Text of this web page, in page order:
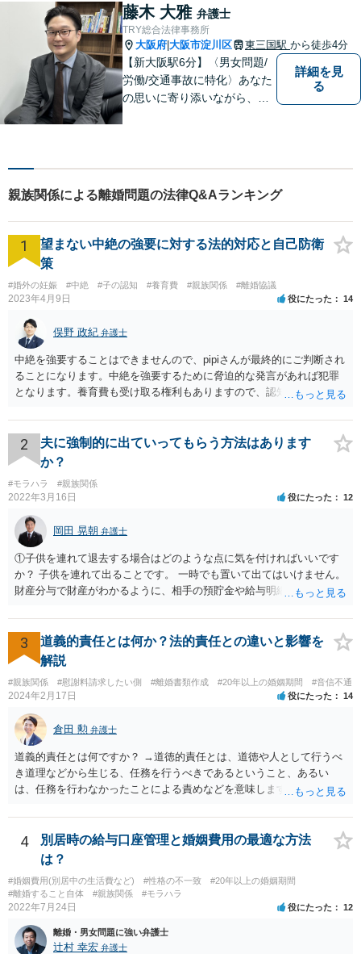
します。まずはお気軽にご相
談にいらしてください。【休
日夜間相談可】
藤木 大雅 弁護士
TRY総合法律事務所
大阪府 大阪市淀川区 東三国駅 から徒歩4分
【新大阪駅6分】〈男女問題/
労働/交通事故に特化〉あなた
の思いに寄り添いながら、明
据えた解決を目指します。
【メール・電話面談可】【東
三国駅4分】
詳細を見
る
親族関係による離婚問題の法律Q&Aランキング
1
望まない中絶の強要に対する法的対応と自己防衛
策
#婚外の妊娠 #中絶 #子の認知 #養育費 #親族関係 #離婚協議
2023年4月9日 役にたった 14
俣野 政紀 弁護士
中絶を強要することはできませんので、pipiさんが最終的にご判断され
ることになります。中絶を強要するために脅迫的な発言があれば犯罪
となります。養育費も受け取る権利もありますので、認知等につきお
勧めします。
2
夫に強制的に出ていってもらう方法はあります
か？
#モラハラ #親族関係
2022年3月16日 役にたった 12
岡田 晃朝 弁護士
①子供を連れて退去する場合はどのような点に気を付ければいいです
か？ 子供を連れて出ることです。 一時でも置いて出てはいけません。
財産分与で財産がわかるように、相手の預貯金や給与明細などの記録
ら立ち退かない場合は明渡し請求訴訟を提起することになりますか？
はい。 もっとも、調停の中で明け渡しを打診し、それでも出ないとき
はということになるでしょう。
3
道義的責任とは何か？法的責任との違いと影響を
解説
#親族関係 #慰謝料請求したい側 #離婚書類作成 #20年以上の婚姻期間 #音信不通
2024年2月17日 役にたった 14
倉田 勲 弁護士
道義的責任とは何ですか？ →道徳的責任とは、道徳や人として行うべ
き道理などから生じる、任務を行うべきであるということ、あるい
は、任務を行わなかったことによる責めなどを意味します。 道義的責
則はありませんが、道義的責任を果たさないことで、他人からの信用
を無くす、不遇を受けるなどの一般的にはそのような事実上の不利益
が生じます。
4
別居時の給与口座管理と婚姻費用の最適な方法
は？
#婚姻費用(別居中の生活費など) #性格の不一致
#20年以上の婚姻期間
#離婚すること自体
#親族関係 #モラハラ
2022年7月24日 役にたった 12
離婚・男女問題に強い弁護士
辻村 幸宏 弁護士